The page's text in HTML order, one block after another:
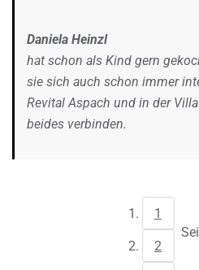
Daniela Heinzl
hat schon als Kind gern
sie sich auch schon immer
Revital Aspach und in der
beides verbinden.
1
2